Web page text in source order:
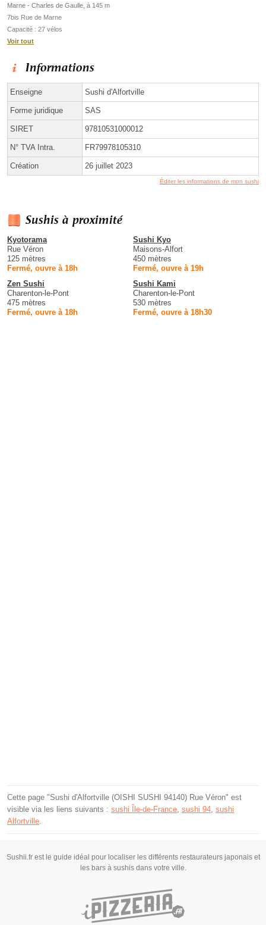
Marne - Charles de Gaulle, à 145 m
7bis Rue de Marne
Capacité : 27 vélos
Voir tout
Informations
Enseigne Sushi d'Alfortville
Forme juridique SAS
SIRET 97810531000012
N° TVA Intra. FR79978105310
Création 26 juillet 2023
Éditer les informations de mon sushi
Sushis à proximité
Kyotorama
Rue Véron
125 mètres
Fermé, ouvre à 18h
Sushi Kyo
Maisons-Alfort
450 mètres
Fermé, ouvre à 19h
Zen Sushi
Charenton-le-Pont
475 mètres
Fermé, ouvre à 18h
Sushi Kami
Charenton-le-Pont
530 mètres
Fermé, ouvre à 18h30
Cette page "Sushi d'Alfortville (OISHI SUSHI 94140) Rue Véron" est
visible via les liens suivants : sushi Île-de-France, sushi 94, sushi
Alfortville.
Sushii.fr est le guide idéal pour localiser les différents restaurateurs japonais et
les bars à sushis dans votre ville.